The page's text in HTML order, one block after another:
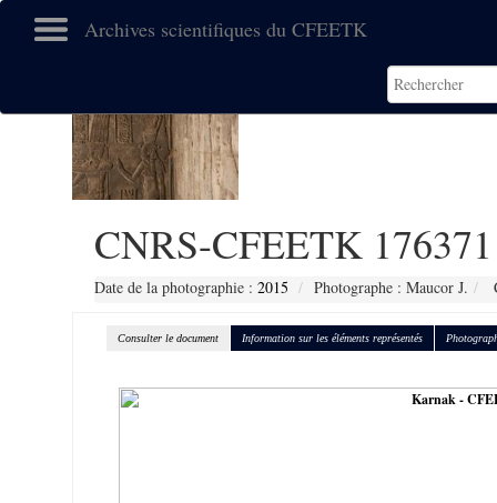
Archives scientifiques du CFEETK
CNRS-CFEETK 176371
Date de la photographie : 2015 Photographe : Maucor J.
Consulter le document Information sur les éléments représentés